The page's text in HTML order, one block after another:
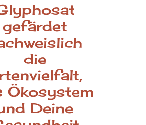
gefärdet
die
Ökosystem
Deine